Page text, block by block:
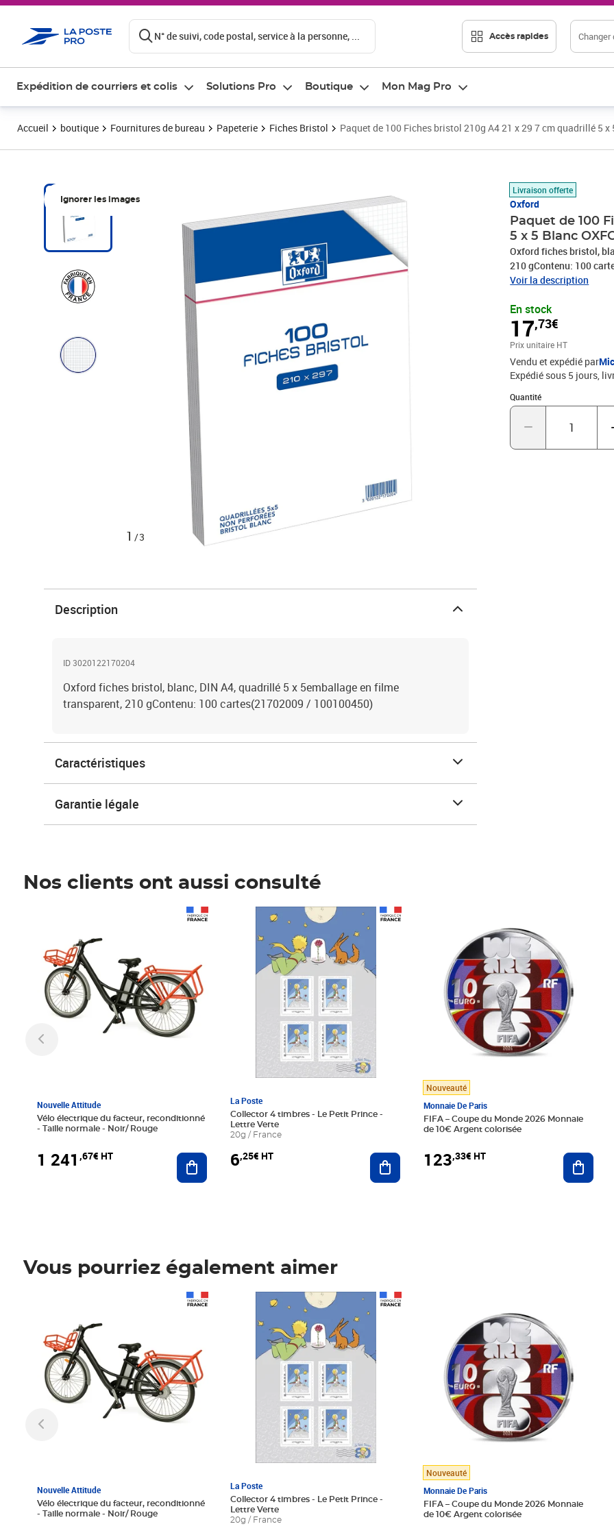
N° de suivi, code postal, service à la personne, ... Accès rapides Changer
Expédition de courriers et colis Solutions Pro Boutique Mon Mag Pro
Accueil boutique Fournitures de bureau Papeterie Fiches Bristol Paquet de 100 Fiches bristol 210g A4 21 x 29 7 cm quadrillé 5 x
Ignorer les images
1 /3
Livraison offerte
Oxford
Paquet de 100
5 x 5 Blanc
Oxford fiches bristol,
210 gContenu: 100
Voir la description
En stock
17,73€
Prix 17,73€
Prix unitaire HT
Vendu et expédié par
Expédié sous 5 jours
Quantité
Quantité : 1
Description
ID 3020122170204
Oxford fiches bristol, blanc, DIN A4, quadrillé 5 x 5emballage en filme
transparent, 210 gContenu: 100 cartes(21702009 / 100100450)
Caractéristiques
Garantie légale
Nos clients ont aussi consulté
Nouvelle Attitude
Vélo électrique du facteur, reconditionné
- Taille normale - Noir/ Rouge
1 241 ,67€ HT Ajouter au panier
La Poste
Collector 4 timbres - Le Petit Prince -
Lettre Verte
20g / France
6,25€ HT
Prix 6,25€ HT
Ajouter au panier
Nouveauté
Monnaie De Paris
FIFA – Coupe du Monde 2026 Monnaie
de 10€ Argent colorisée
123,33€ HT
Vous pourriez également aimer
Nouvelle Attitude
Vélo électrique du facteur, reconditionné
- Taille normale - Noir/ Rouge
La Poste
Collector 4 timbres - Le Petit Prince -
Lettre Verte
20g / France
Prix 6,25€ HT
Nouveauté
Monnaie De Paris
FIFA – Coupe du Monde 2026 Monnaie
de 10€ Argent colorisée